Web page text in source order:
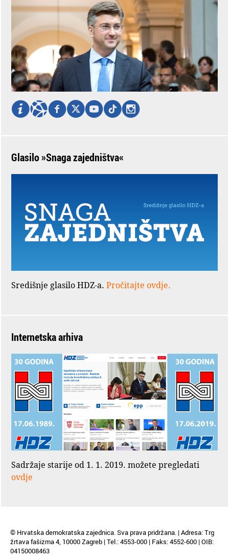
Glasilo »Snaga zajedništva«
Središnje glasilo HDZ-a. Pročitajte ovdje.
Internetska arhiva
Sadržaje starije od 1. 1. 2019. možete pregledati
ovdje
© Hrvatska demokratska zajednica. Sva prava pridržana. | Adresa: Trg
žrtava fašizma 4, 10000 Zagreb | Tel.: 4553-000 | Faks: 4552-600 | OIB:
04150008463